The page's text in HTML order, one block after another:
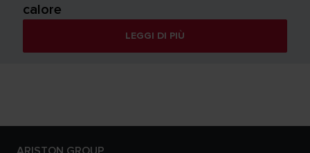
calore
LEGGI DI PIÙ